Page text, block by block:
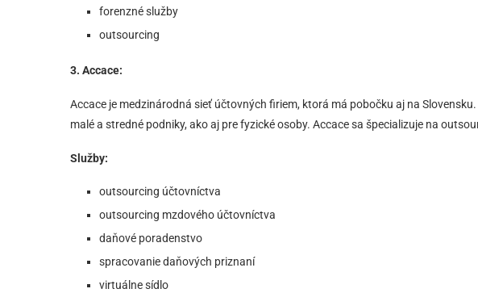
forenzné služby
outsourcing
3. Accace:
Accace je medzinárodná sieť účtovných firiem, ktorá má pobočku aj na
malé a stredné podniky, ako aj pre fyzické osoby. Accace sa špecializuje na
Služby:
outsourcing účtovníctva
outsourcing mzdového účtovníctva
daňové poradenstvo
spracovanie daňových priznaní
virtuálne sídlo